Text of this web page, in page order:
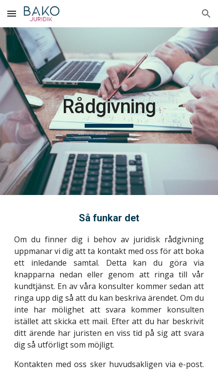
Skip to main content Skip to navigation
Rådgivning
Så funkar det
Om du finner dig i behov av juridisk rådgivning
uppmanar vi dig att ta kontakt med oss för att boka
ett inledande samtal. Detta kan du göra via
knapparna nedan eller genom att ringa till vår
kundtjänst. En av våra konsulter kommer sedan att
ringa upp dig så att du kan beskriva ärendet. Om du
inte har mölighet att svara kommer konsulten
istället att skicka ett mail. Efter att du har beskrivit
ditt ärende har juristen en viss tid på sig att svara
dig så utförligt som möjligt.
Kontakten med oss sker huvudsakligen via e-post.